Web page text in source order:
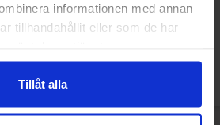
informationen med annan
tillhandahållit eller som de har
Tillåt alla